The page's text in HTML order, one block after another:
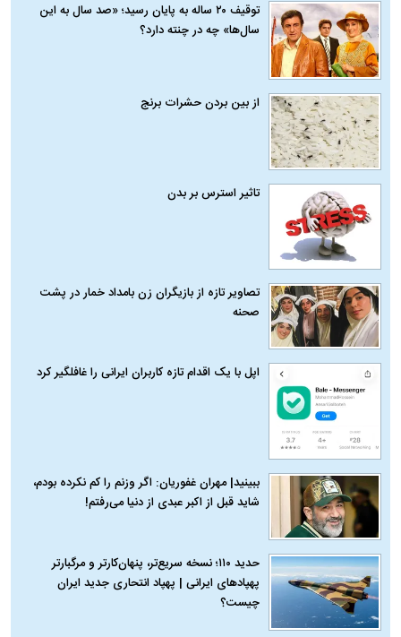
توقیف ۲۰ ساله به پایان رسید؛ «صد سال به این
سال‌ها» چه در چنته دارد؟
از بین بردن حشرات برنج
تاثیر استرس بر بدن
تصاویر تازه از بازیگران زن بامداد خمار در پشت
صحنه
اپل با یک اقدام تازه کاربران ایرانی را غافلگیر کرد
ببینید| مهران غفوریان: اگر وزنم را کم نکرده بودم،
شاید قبل از اکبر عبدی از دنیا می‌رفتم!
حدید ۱۱۰؛ نسخه سریع‌تر، پنهان‌کارتر و مرگبارتر
پهپادهای ایرانی | پهپاد انتحاری جدید ایران
چیست؟